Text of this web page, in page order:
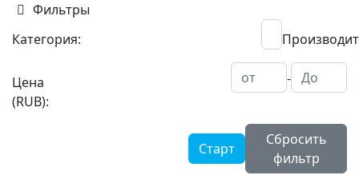
Фильтры
Категория:
Цена
(RUB):
-
Сбросить
фильтр